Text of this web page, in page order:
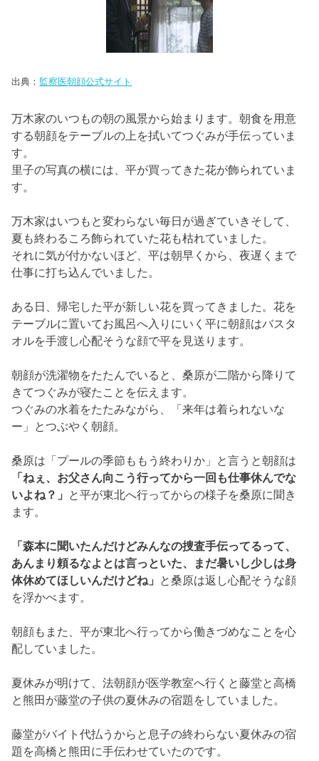
万木家はいつもと変わらない毎日が過ぎていきそして、
夏も終わるころ飾られていた花も枯れていました。
それに気が付かないほど、平は朝早くから、夜遅くまで
テーブルに置いてお風呂へ入りにいく平に朝顔はバスタ
オルを手渡し心配そうな顔で平を見送ります。
朝顔が洗濯物をたたんでいると、
桑原が二階から降りて
きてつぐみが寝たことを伝えます。
つぐみの水着をたたみながら、「来年は着られないな
とつぶやく朝顔。
桑原は「プールの季節ももう終わりか」と言うと朝顔は
「ねぇ、お父さん向こう行ってから一回も仕事休んでな
いよね？」と平が東北へ行ってからの様子を桑原に聞き
「森本に聞いたんだけどみんなの捜査手伝ってるって、
あんまり頼るなよとは言っといた、まだ暑いし少しは身
体休めてほしいんだけどね」
を浮かべます。
朝顔もまた、 平が東北へ行ってから働きづめなことを心
配していました。
夏休みが明けて、 法朝顔が医学教室へ行くと藤堂と高橋
と熊田が藤堂の子供の夏休み の宿題をしていました。
藤堂がバイト代払うからと息子の終わらない夏休みの宿
題を高橋と 熊田に手伝わせていたのです。
そこへ、絵美が出勤し一目で宿題を手伝わせていると理
解します。
藤堂に 「甘いんだから」
と自分でやらせなきゃダメと絵
美が起こっていると光子がやってき ます。
光子は名古屋へ帰省したお土産といって、
シュウマイを
皆へ買ってきていました。
しかし高橋に
と言われ
嫌なら食べないでと逆ギレします。